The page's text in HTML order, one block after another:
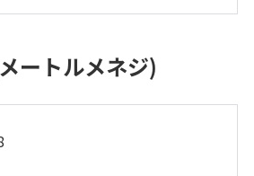
ートルメネジ)